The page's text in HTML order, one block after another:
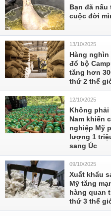
Bạn đã nấu
cuộc đời
13/10/2025
Hàng nghìn
đổ bộ
tăng hơn
thứ 2 thế
12/10/2025
Không phải
Nam khiến
nghiệp Mỹ
lượng 1
sang Úc
09/10/2025
Xuất khẩu
Mỹ tăng
hàng quan
thứ 3 thế